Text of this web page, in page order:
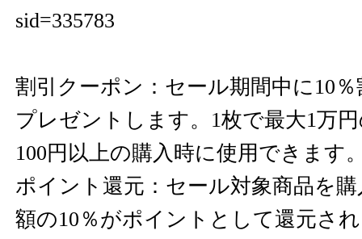
sid=335783
割引クーポン：セール期間中に10
プレゼントします。1枚で最大1万
100円以上の購入時に使用できます
ポイント還元：セール対象商品を
額の10％がポイントとして還元さ